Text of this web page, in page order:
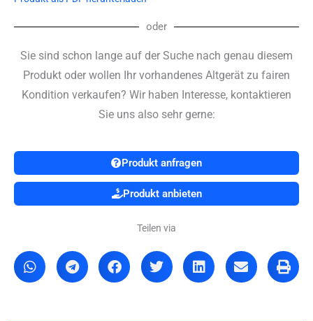
oder
Sie sind schon lange auf der Suche nach genau diesem
Produkt oder wollen Ihr vorhandenes Altgerät zu fairen
Kondition verkaufen? Wir haben Interesse, kontaktieren
Sie uns also sehr gerne:
Produkt anfragen
Produkt anbieten
Teilen via